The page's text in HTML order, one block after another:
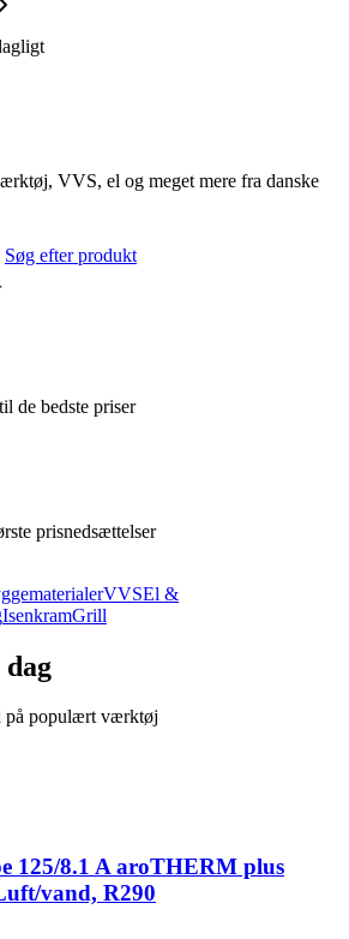
VVS, el og meget mere fra danske
Søg efter produkt
de bedste priser
prisnedsættelser
VVSEl &
IsenkramGrill
på populært værktøj
125/8.1 A aroTHERM plus
vand, R290